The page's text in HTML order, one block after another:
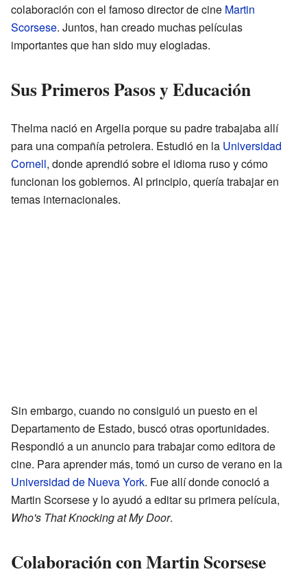
colaboración con el famoso director de cine Martin
Scorsese. Juntos, han creado muchas películas
importantes que han sido muy elogiadas.
Sus Primeros Pasos y Educación
Thelma nació en Argelia porque su padre trabajaba allí
para una compañía petrolera. Estudió en la Universidad
Cornell, donde aprendió sobre el idioma ruso y cómo
funcionan los gobiernos. Al principio, quería trabajar en
temas internacionales.
Sin embargo, cuando no consiguió un puesto en el
Departamento de Estado, buscó otras oportunidades.
Respondió a un anuncio para trabajar como editora de
cine. Para aprender más, tomó un curso de verano en la
Universidad de Nueva York. Fue allí donde conoció a
Martin Scorsese y lo ayudó a editar su primera película,
Who's That Knocking at My Door.
Colaboración con Martin Scorsese